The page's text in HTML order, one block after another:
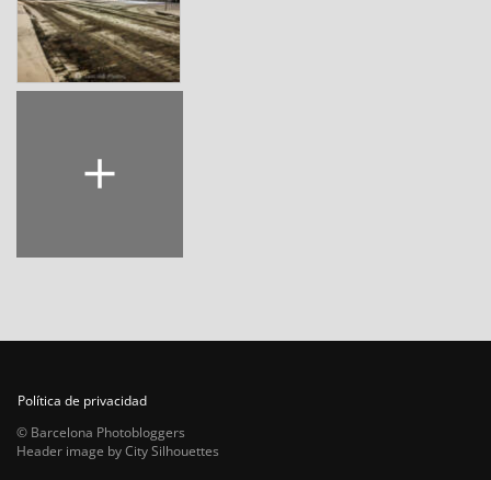
Política de privacidad
© Barcelona Photobloggers
Header image by City Silhouettes